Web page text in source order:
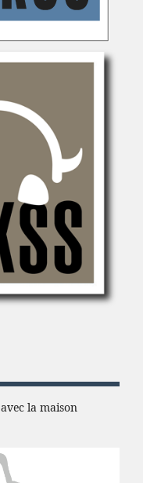
avec la maison